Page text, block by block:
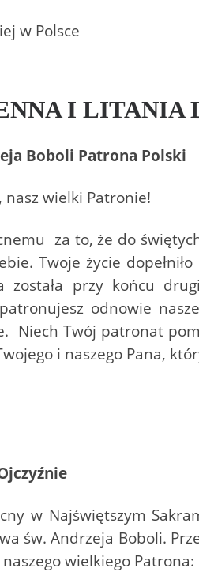
w Polsce
I LITANIA
Boboli Patrona Polski
wielki Patronie!
za to, że do
Twoje życie
została przy końcu
odnowie
Niech Twój patronat
i naszego Pana,
w Najświętszym
św. Andrzeja Boboli.
wielkiego Patrona: